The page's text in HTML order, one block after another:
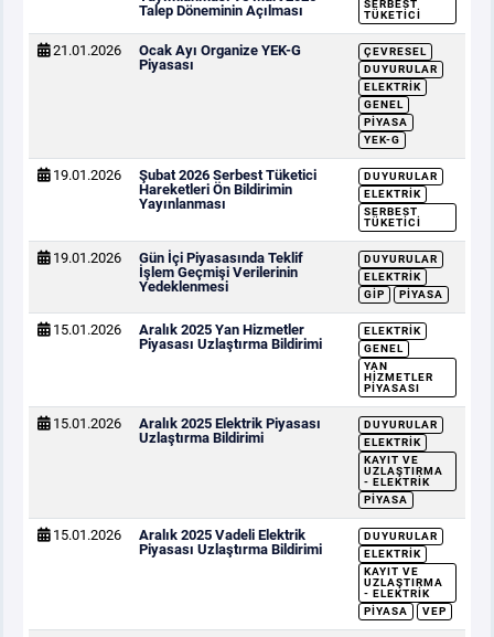
Talep Döneminin Açılması
SERBEST
TÜKETICI
21.01.2026
Ocak Ayı Organize YEK-G
Piyasası
ÇEVRESEL
DUYURULAR
ELEKTRIK
GENEL
PIYASA
YEK-G
19.01.2026
Şubat 2026 Serbest Tüketici
Hareketleri Ön Bildirimin
Yayınlanması
DUYURULAR
ELEKTRIK
SERBEST
TÜKETICI
19.01.2026
Gün İçi Piyasasında Teklif
İşlem Geçmişi Verilerinin
Yedeklenmesi
DUYURULAR
ELEKTRIK
GİP
PIYASA
15.01.2026
Aralık 2025 Yan Hizmetler
Piyasası Uzlaştırma Bildirimi
ELEKTRIK
GENEL
YAN
HIZMETLER
PIYASASI
15.01.2026
Aralık 2025 Elektrik Piyasası
Uzlaştırma Bildirimi
DUYURULAR
ELEKTRIK
KAYIT VE
UZLAŞTIRMA
- ELEKTRIK
PIYASA
15.01.2026
Aralık 2025 Vadeli Elektrik
Piyasası Uzlaştırma Bildirimi
DUYURULAR
ELEKTRIK
KAYIT VE
UZLAŞTIRMA
- ELEKTRIK
PIYASA
VEP